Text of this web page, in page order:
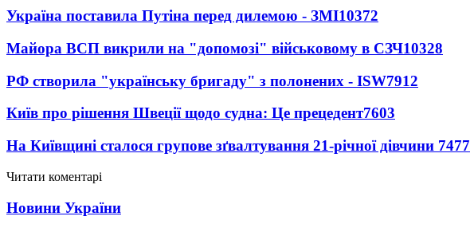
Україна поставила Путіна перед дилемою - ЗМІ10372
Майора ВСП викрили на "допомозі" військовому в СЗЧ10328
РФ створила "українську бригаду" з полонених - ISW7912
Київ про рішення Швеції щодо судна: Це прецедент7603
На Київщині сталося групове зґвалтування 21-річної дівчини 7477
Читати коментарі
Новини України